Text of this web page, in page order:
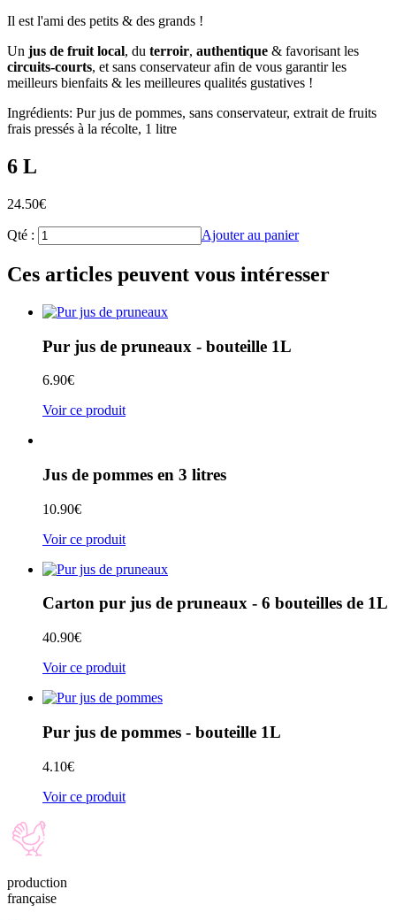
Il est l'ami des petits & des grands !
Un jus de fruit local, du terroir, authentique & favorisant les
circuits-courts, et sans conservateur afin de vous garantir les
meilleurs bienfaits & les meilleures qualités gustatives !
Ingrédients: Pur jus de pommes, sans conservateur, extrait de fruits
frais pressés à la récolte, 1 litre
6 L
24.50€
Qté : Ajouter au panier
Ces articles peuvent vous intéresser
Pur jus de pruneaux - bouteille 1L
6.90€
Voir ce produit
Jus de pommes en 3 litres
10.90€
Voir ce produit
Carton pur jus de pruneaux - 6 bouteilles de 1L
40.90€
Voir ce produit
Pur jus de pommes - bouteille 1L
4.10€
Voir ce produit
production
française